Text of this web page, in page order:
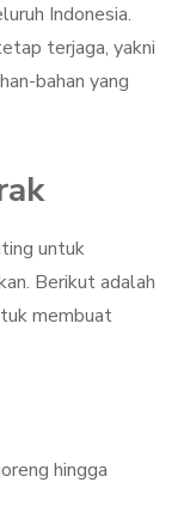
Indonesia.
terjaga, yakni
bahan yang
untuk
Berikut adalah
membuat
hingga